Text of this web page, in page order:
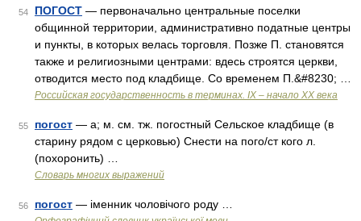
54 ПОГОСТ — первоначально центральные поселки
общинной территории, административно податные центры
и пункты, в которых велась торговля. Позже П. становятся
также и религиозными центрами: вдесь строятся церкви,
отводится место под кладбище. Со временем П.&#8230; …
Российская государственность в терминах. IX – начало XX века
55 погост — а; м. см. тж. погостный Сельское кладбище (в
старину рядом с церковью) Снести на пого/ст кого л.
(похоронить) …
Словарь многих выражений
56 погост — іменник чоловічого роду …